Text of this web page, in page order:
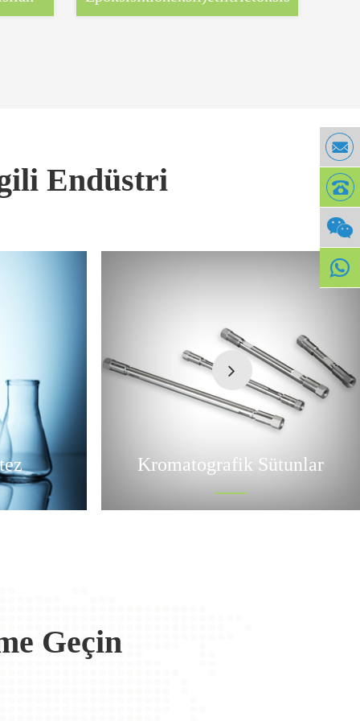
Endüstri
Kromatografik Sütunlar
Geçin